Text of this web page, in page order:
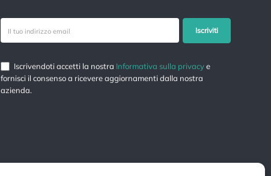
Iscrivendoti accetti la nostra Informativa sulla privacye
fornisci il consenso a ricevere aggiornamenti dalla nostra
azienda.